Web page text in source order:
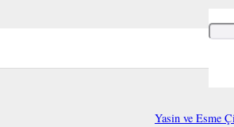
Yasin ve Esme Çift
Yasin ve Esme